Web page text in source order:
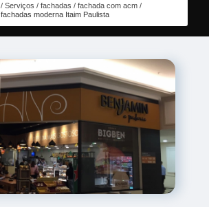
Serviços fachadas
fachada com acm
fachadas moderna Itaim Paulista